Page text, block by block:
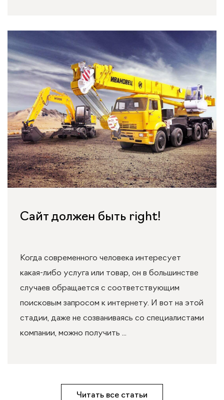
Сайт должен быть right!
Когда современного человека интересует
какая-либо услуга или товар, он в большинстве
случаев обращается с соответствующим
поисковым запросом к интернету. И вот на этой
стадии, даже не созваниваясь со специалистами
компании, можно получить ...
Читать все статьи